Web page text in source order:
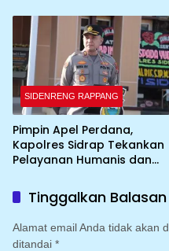
SIDENRENG RAPPANG
Pimpin Apel Perdana,
Kapolres Sidrap Tekankan
Pelayanan Humanis dan
Tinggalkan Balasan
Alamat email Anda tidak akan
ditandai *